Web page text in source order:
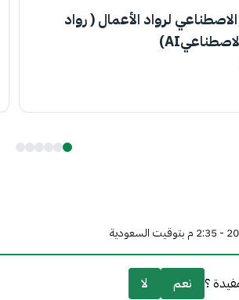
لرواد الأعمال ( رواد
؟ نعم لا